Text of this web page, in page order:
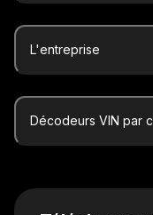
L'entreprise
Décodeurs VIN par